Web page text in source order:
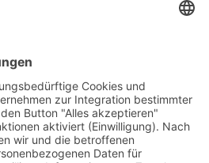
Informationen.
für Medien, Bildung
und überall